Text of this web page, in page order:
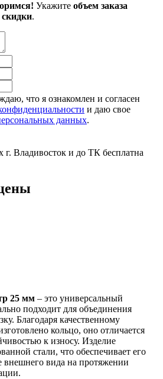
Укажите объем заказа
скидки.
что я ознакомлен и согласен
и даю свое
данных.
г. Владивосток и до ТК бесплатна
25 мм – это универсальный
подходит для объединения
Благодаря качественному
кольцо, оно отличается
к износу. Изделие
стали, что обеспечивает его
внешнего вида на протяжении